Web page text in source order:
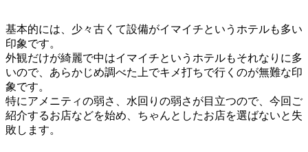
基本的には、少々古くて設備がイマイチというホテルも多い
印象です。
外観だけが綺麗で中はイマイチというホテルもそれなりに多
いので、あらかじめ調べた上でキメ打ちで行くのが無難な印
象です。
特にアメニティの弱さ、水回りの弱さが目立つので、今回ご
紹介するお店などを始め、ちゃんとしたお店を選ばないと失
敗します。